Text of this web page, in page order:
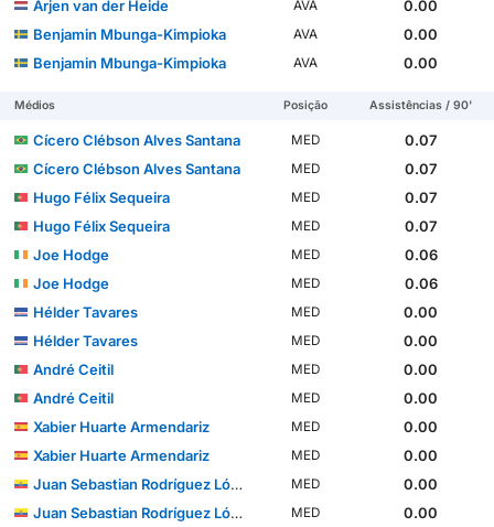
Arjen van der Heide AVA
0.00
Benjamin Mbunga-Kimpioka
AVA
0.00
Benjamin Mbunga-Kimpioka
AVA 0.00
Médios Posição Assistências / 90'
Cícero Clébson Alves Santana MED
0.07
Cícero Clébson Alves Santana
MED
0.07
Hugo Félix Sequeira
MED
0.07
Hugo Félix Sequeira
MED
0.07
Joe Hodge
MED
0.06
Joe Hodge
MED
0.06
Hélder Tavares
MED
0.00
Hélder Tavares
MED
0.00
André Ceitil
MED
0.00
André Ceitil
MED
0.00
Xabier Huarte Armendariz
MED
0.00
Xabier Huarte Armendariz
MED
0.00
Juan Sebastian Rodríguez López
MED
0.00
Juan Sebastian Rodríguez López
MED
0.00